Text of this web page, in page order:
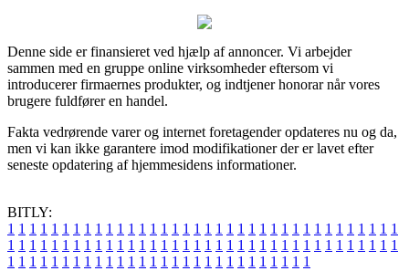
Denne side er finansieret ved hjælp af annoncer. Vi arbejder
sammen med en gruppe online virksomheder eftersom vi
introducerer firmaernes produkter, og indtjener honorar når vores
brugere fuldfører en handel.
Fakta vedrørende varer og internet foretagender opdateres nu og da,
men vi kan ikke garantere imod modifikationer der er lavet efter
seneste opdatering af hjemmesidens informationer.
BITLY:
1 1 1 1 1 1 1 1 1 1 1 1 1 1 1 1 1 1 1 1 1 1 1 1 1 1 1 1 1 1 1 1 1 1 1 1
1 1 1 1 1 1 1 1 1 1 1 1 1 1 1 1 1 1 1 1 1 1 1 1 1 1 1 1 1 1 1 1 1 1 1 1
1 1 1 1 1 1 1 1 1 1 1 1 1 1 1 1 1 1 1 1 1 1 1 1 1 1 1 1